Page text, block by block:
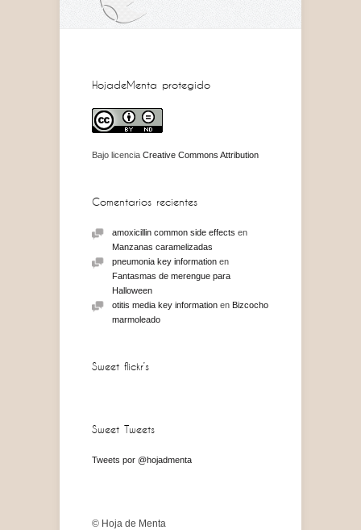
HojadeMenta protegido
Bajo licencia Creative Commons Attribution
Comentarios recientes
amoxicillin common side effects en
Manzanas caramelizadas
pneumonia key information en
Fantasmas de merengue para
Halloween
otitis media key information en Bizcocho
marmoleado
Sweet flickr’s
Sweet Tweets
Tweets por @hojadmenta
© Hoja de Menta